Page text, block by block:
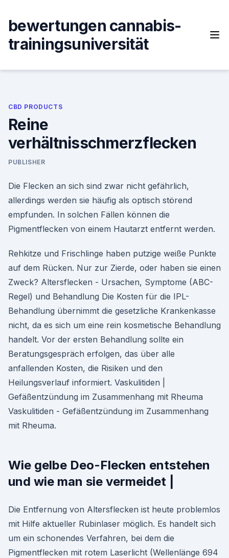
content
bewertungen cannabis-
trainingsuniversität
CBD PRODUCTS
Reine
verhältnisschmerzflecken
PUBLISHER
Die Flecken an sich sind zwar nicht gefährlich,
allerdings werden sie häufig als optisch störend
empfunden. In solchen Fällen können die
Pigmentflecken von einem Hautarzt entfernt werden.
Rehkitze und Frischlinge haben putzige weiße Punkte
auf dem Rücken. Nur zur Zierde, oder haben sie einen
Zweck? Altersflecken - Ursachen, Symptome (ABC-
Regel) und Behandlung Die Kosten für die IPL-
Behandlung übernimmt die gesetzliche Krankenkasse
nicht, da es sich um eine rein kosmetische Behandlung
handelt. Vor der ersten Behandlung sollte ein
Beratungsgespräch erfolgen, das über alle
anfallenden Kosten, die Risiken und den
Heilungsverlauf informiert. Vaskulitiden |
Gefäßentzündung im Zusammenhang mit Rheuma
Vaskulitiden - Gefäßentzündung im Zusammenhang
mit Rheuma.
Wie gelbe Deo-Flecken entstehen
und wie man sie vermeidet |
Die Entfernung von Altersflecken ist heute problemlos
mit Hilfe aktueller Rubinlaser möglich. Es handelt sich
um ein schonendes Verfahren, bei dem die
Pigmentflecken mit rotem Laserlicht (Wellenlänge 694